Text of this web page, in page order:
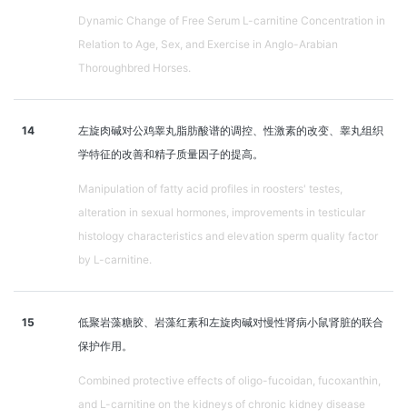
Dynamic Change of Free Serum L-carnitine Concentration in
Relation to Age, Sex, and Exercise in Anglo-Arabian
Thoroughbred Horses.
14
左旋肉碱对公鸡睾丸脂肪酸谱的调控、性激素的改变、睾丸组织
学特征的改善和精子质量因子的提高。
Manipulation of fatty acid profiles in roosters' testes,
alteration in sexual hormones, improvements in testicular
histology characteristics and elevation sperm quality factor
by L-carnitine.
15
低聚岩藻糖胶、岩藻红素和左旋肉碱对慢性肾病小鼠肾脏的联合
保护作用。
Combined protective effects of oligo-fucoidan, fucoxanthin,
and L-carnitine on the kidneys of chronic kidney disease